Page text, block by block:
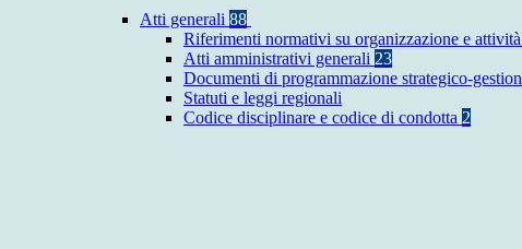
Atti generali 88
Riferimenti normativi su organizzazione e attività
Atti amministrativi generali 23
Documenti di programmazione strategico-
Statuti e leggi regionali
Codice disciplinare e codice di condotta 2